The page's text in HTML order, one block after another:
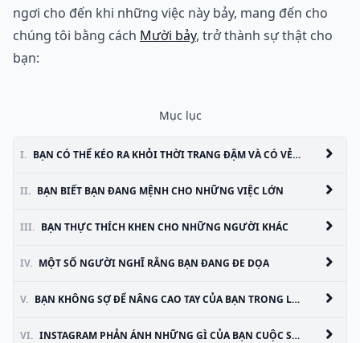
ngơi cho đến khi những việc này bảy, mang đến cho
chúng tôi bằng cách Mười bảy, trở thành sự thật cho
bạn:
Mục lục
I. BẠN CÓ THỂ KÉO RA KHỎI THỜI TRANG ĐẬM VÀ CÓ VẺ LÀM ĐẸP
II. BẠN BIẾT BẠN ĐANG MỆNH CHO NHỮNG VIỆC LỚN
III. BẠN THỰC THÍCH KHEN CHO NHỮNG NGƯỜI KHÁC
IV. MỘT SỐ NGƯỜI NGHĨ RẰNG BẠN ĐANG ĐE DỌA
V. BẠN KHÔNG SỢ ĐỂ NÂNG CAO TAY CỦA BẠN TRONG LỚP
VI. INSTAGRAM PHẢN ÁNH NHỮNG GÌ CỦA BẠN CUỘC SỐNG CỦA BẠN LÀ THỰC SỰ GIỐNG NHƯ